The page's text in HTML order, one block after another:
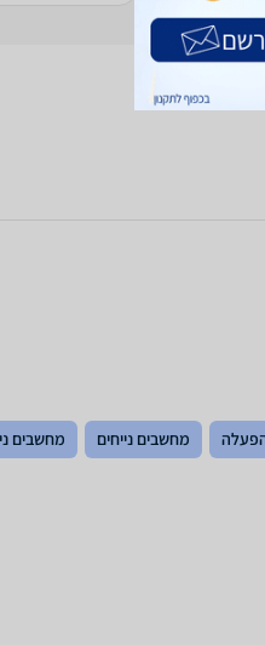
מחשבים נייחים מחשבים